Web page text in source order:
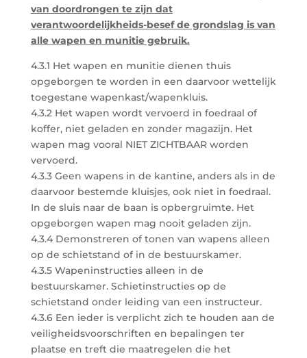
van doordrongen te zijn dat
verantwoordelijkheids-besef de grondslag is van
alle wapen en munitie gebruik.
4.3.1 Het wapen en munitie dienen thuis
opgeborgen te worden in een daarvoor wettelijk
toegestane wapenkast/wapenkluis.
4.3.2 Het wapen wordt vervoerd in foedraal of
koffer, niet geladen en zonder magazijn. Het
wapen mag vooral NIET ZICHTBAAR worden
vervoerd.
4.3.3 Geen wapens in de kantine, anders als in de
daarvoor bestemde kluisjes, ook niet in foedraal.
In de sluis naar de baan is opbergruimte. Het
opgeborgen wapen mag nooit geladen zijn.
4.3.4 Demonstreren of tonen van wapens alleen
op de schietstand of in de bestuurskamer.
4.3.5 Wapeninstructies alleen in de
bestuurskamer. Schietinstructies op de
schietstand onder leiding van een instructeur.
4.3.6 Een ieder is verplicht zich te houden aan de
veiligheidsvoorschriften en bepalingen ter
plaatse en treft die maatregelen die het